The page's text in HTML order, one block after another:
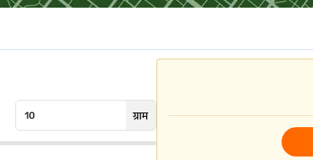
नहीं लगता है, लेकिन प्राप्तकर्ता द्वारा भविष्य में बिक्री पर टैक्स लगाया जा सकता है.
करने से पहले टैक्स प्रभावों के बारे में पता होना चाहिए, भले ही इन बॉन्ड द्वारा प्रदान किए
है.
ग्राम